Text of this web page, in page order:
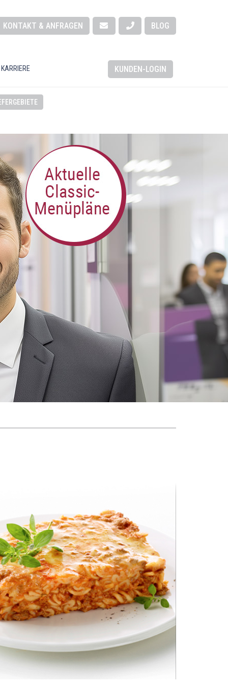
KONTAKT & ANFRAGEN BLOG
KUNDEN-LOGIN